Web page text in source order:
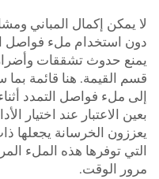
لا يمكن إكمال المباني
دون استخدام ملء فواصل
يمنع حدوث تشققات وأضرار
قسم القيمة. هنا قائمة بما
إلى ملء فواصل التمدد
بعين الاعتبار عند اختيار
يعززون الخرسانة يجعلها
التي توفرها هذه الملء
مرور الوقت.